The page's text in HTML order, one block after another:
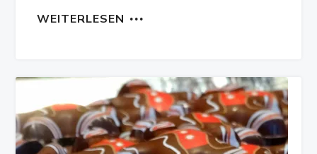
WEITERLESEN